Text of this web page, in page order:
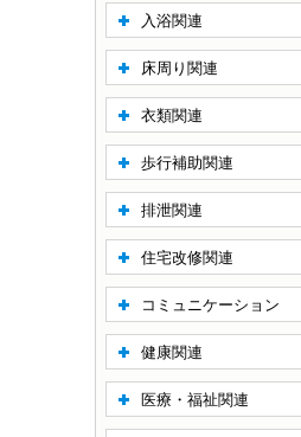
入浴関連
床周り関連
衣類関連
歩行補助関連
排泄関連
住宅改修関連
コミュニケーション
健康関連
医療・福祉関連